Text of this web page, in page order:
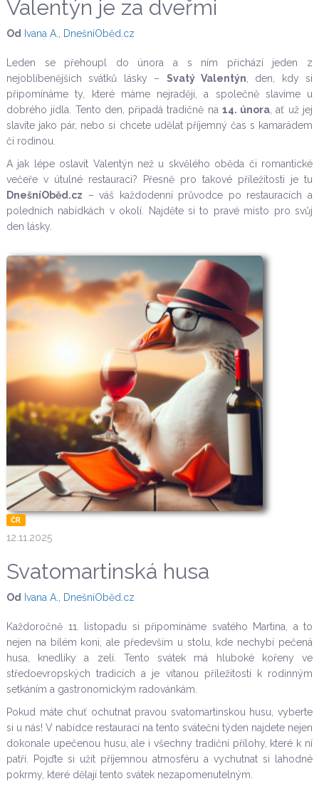
Valentýn je za dveřmi
Od Ivana A., DnešníOběd.cz
Leden se přehoupl do února a s ním přichází jeden z
nejoblíbenějších svátků lásky – Svatý Valentýn , den, kdy si
připomínáme ty, které máme nejraději, a společně slavíme u
dobrého jídla. Tento den, připadá tradičně na 14. února , ať už jej
slavíte jako pár, nebo si chcete udělat příjemný čas s kamarádem
či rodinou.
A jak lépe oslavit Valentýn než u skvělého oběda či romantické
večeře v útulné restauraci? Přesně pro takové příležitosti je tu
DnešníOběd.cz – váš každodenní průvodce po restauracích a
poledních nabídkách v okolí. Najděte si to pravé místo pro svůj
den lásky.
ČR
12.11.2025
Svatomartinská husa
Od Ivana A., DnešníOběd.cz
Každoročně 11. listopadu si připomínáme svatého Martina, a to
nejen na bílém koni, ale především u stolu, kde nechybí pečená
husa, knedlíky a zelí. Tento svátek má hluboké kořeny ve
středoevropských tradicích a je vítanou příležitostí k rodinným
setkáním a gastronomickým radovánkám.
Pokud máte chuť ochutnat pravou svatomartinskou husu, vyberte
si u nás! V nabídce restaurací na tento sváteční týden najdete nejen
dokonale upečenou husu, ale i všechny tradiční přílohy, které k ní
patří. Pojďte si užít příjemnou atmosféru a vychutnat si lahodné
pokrmy, které dělají tento svátek nezapomenutelným.